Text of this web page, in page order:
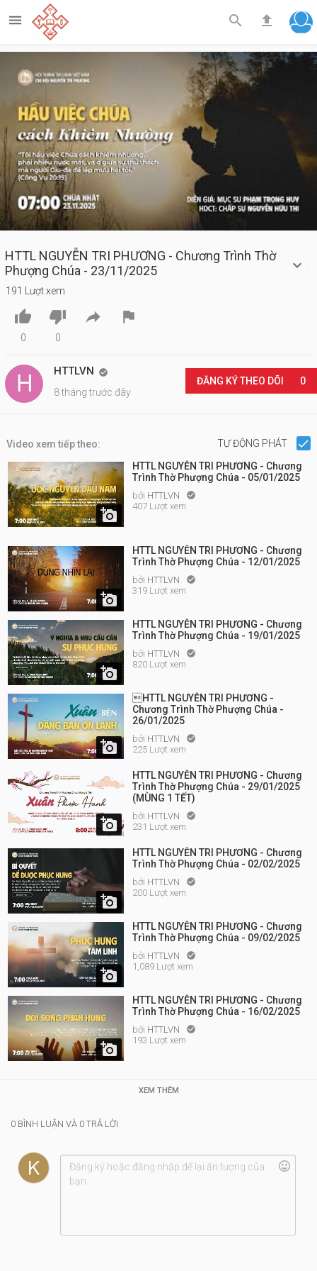
  
Play
Video
HTTL NGUYỄN TRI PHƯƠNG - Chương Trình Thờ
Phượng Chúa - 23/11/2025
191 Lượt xem

0

0
 
HTTLVN 
8 tháng trước đây
ĐĂNG KÝ THEO DÕI 0
Video xem tiếp theo: TỰ ĐỘNG PHÁT

HTTL NGUYỄN TRI PHƯƠNG - Chương
Trình Thờ Phượng Chúa - 05/01/2025
bởi HTTLVN 
407 Lượt xem

HTTL NGUYỄN TRI PHƯƠNG - Chương
Trình Thờ Phượng Chúa - 12/01/2025
bởi HTTLVN 
319 Lượt xem

HTTL NGUYỄN TRI PHƯƠNG - Chương
Trình Thờ Phượng Chúa - 19/01/2025
bởi HTTLVN 
820 Lượt xem

HTTL NGUYỄN TRI PHƯƠNG -
Chương Trình Thờ Phượng Chúa -
26/01/2025
bởi HTTLVN 
225 Lượt xem

HTTL NGUYỄN TRI PHƯƠNG - Chương
Trình Thờ Phượng Chúa - 29/01/2025
(MÙNG 1 TẾT)
bởi HTTLVN 
231 Lượt xem

HTTL NGUYỄN TRI PHƯƠNG - Chương
Trình Thờ Phượng Chúa - 02/02/2025
bởi HTTLVN 
200 Lượt xem

HTTL NGUYỄN TRI PHƯƠNG - Chương
Trình Thờ Phượng Chúa - 09/02/2025
bởi HTTLVN 
1,089 Lượt xem

HTTL NGUYỄN TRI PHƯƠNG - Chương
Trình Thờ Phượng Chúa - 16/02/2025
bởi HTTLVN 
193 Lượt xem
XEM THÊM
0 BÌNH LUẬN VÀ 0 TRẢ LỜI